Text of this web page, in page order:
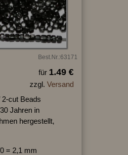
Best.Nr.:63171
für 1.49 €
zzgl. Versand
cut Beads
Jahren in
hergestellt,
= 2,1 mm